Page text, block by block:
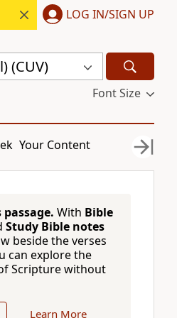
LOG IN/SIGN UP
(CUV)
Font Size
Your Content
With Bible
Study Bible notes
beside the verses
can explore the
Scripture without
Learn More